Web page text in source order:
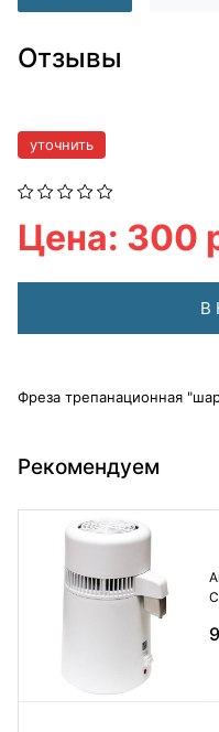
Отзывы
уточнить
Цена: 300
В
Фреза трепанационная
Рекомендуем